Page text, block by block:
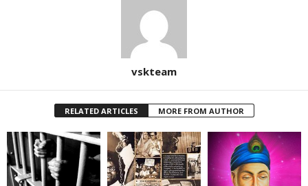
vskteam
RELATED ARTICLES MORE FROM AUTHOR